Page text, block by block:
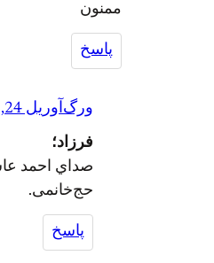
ممنون
پاسخ
ورگآوریل 24, 2018
فرزاد؛
صداي احمد
حج‌خانمی.
پاسخ